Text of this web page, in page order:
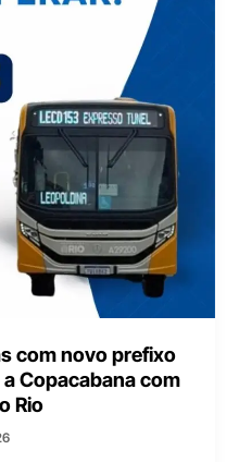
com novo prefixo
Copacabana com
Rio